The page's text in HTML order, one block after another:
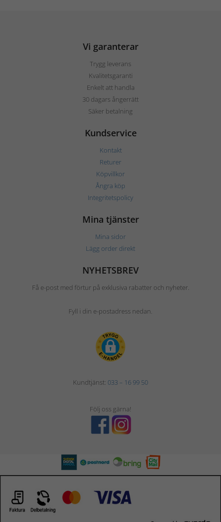
Vi garanterar
Trygg leverans
Kvalitetsgaranti
Enkelt att handla
30 dagars ångerrätt
Säker betalning
Kundservice
Kontakt
Returer
Köpvillkor
Ångra köp
Integritetspolicy
Mina tjänster
Mina sidor
Lägg order direkt
NYHETSBREV
Få e-post med förtur på exklusiva rabatter och nyheter.
Fyll i din e-postadress nedan.
Kundtjänst: 033 – 16 99 50
Följ oss gärna!